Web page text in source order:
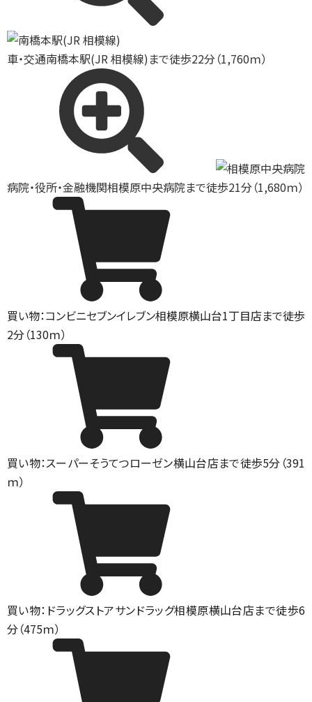
車・交通南橋本駅(JR 相模線)まで徒歩22分（1,760ｍ）
病院・役所・金融機関相模原中央病院まで徒歩21分（1,680ｍ）
買い物：コンビニセブンイレブン相模原横山台1丁目店まで徒歩
2分（130ｍ）
買い物：スーパーそうてつローゼン横山台店まで徒歩5分（391
ｍ）
買い物：ドラッグストアサンドラッグ相模原横山台店まで徒歩6
分（475ｍ）